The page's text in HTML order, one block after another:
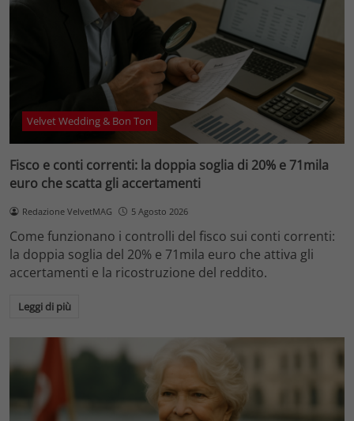
Velvet Wedding & Bon Ton
Fisco e conti correnti: la doppia soglia di 20% e 71mila
euro che scatta gli accertamenti
Redazione VelvetMAG 5 Agosto 2026
Come funzionano i controlli del fisco sui conti correnti:
la doppia soglia del 20% e 71mila euro che attiva gli
accertamenti e la ricostruzione del reddito.
Leggi di più